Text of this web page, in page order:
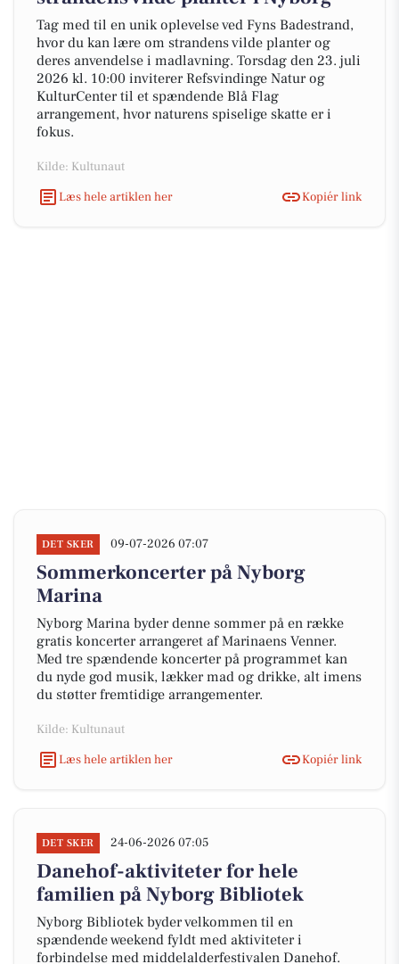
Tag med til en unik oplevelse ved Fyns Badestrand,
hvor du kan lære om strandens vilde planter og
deres anvendelse i madlavning. Torsdag den 23. juli
2026 kl. 10:00 inviterer Refsvindinge Natur og
KulturCenter til et spændende Blå Flag
arrangement, hvor naturens spiselige skatte er i
fokus.
Kilde: Kultunaut
Læs hele artiklen her
Kopiér link
DET SKER 09-07-2026 07:07
Sommerkoncerter på Nyborg
Marina
Nyborg Marina byder denne sommer på en række
gratis koncerter arrangeret af Marinaens Venner.
Med tre spændende koncerter på programmet kan
du nyde god musik, lækker mad og drikke, alt imens
du støtter fremtidige arrangementer.
Kilde: Kultunaut
Læs hele artiklen her
Kopiér link
DET SKER 24-06-2026 07:05
Danehof-aktiviteter for hele
familien på Nyborg Bibliotek
Nyborg Bibliotek byder velkommen til en
spændende weekend fyldt med aktiviteter i
forbindelse med middelalderfestivalen Danehof.